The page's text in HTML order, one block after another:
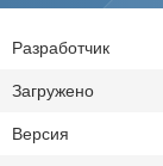
Разработчик
Загружено
Версия